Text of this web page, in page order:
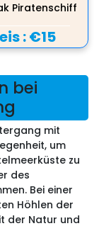
Piratenschiff
:€15
bei
mit
um
zu
des
Bei einer
Höhlen der
der Natur und